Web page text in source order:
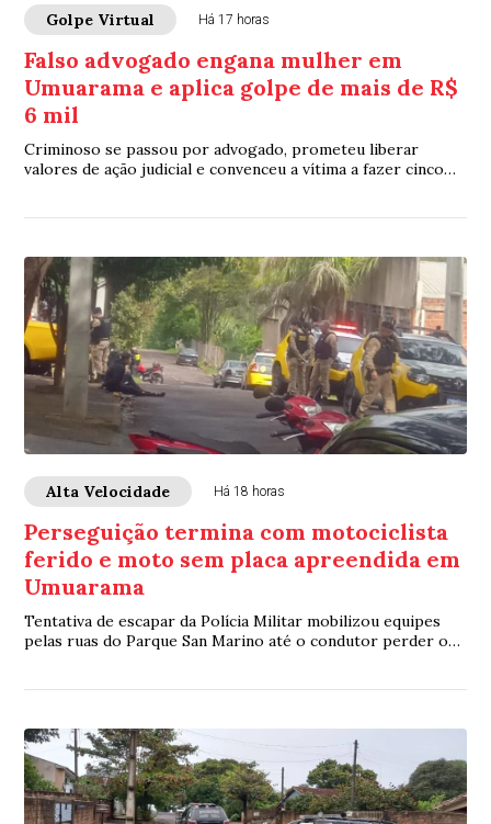
Golpe Virtual Há 17 horas
Falso advogado engana mulher em
Umuarama e aplica golpe de mais de R$
6 mil
Criminoso se passou por advogado, prometeu liberar
valores de ação judicial e convenceu a vítima a fazer cinco
Alta Velocidade Há 18 horas
Perseguição termina com motociclista
ferido e moto sem placa apreendida em
Umuarama
Tentativa de escapar da Polícia Militar mobilizou equipes
pelas ruas do Parque San Marino até o condutor perder o